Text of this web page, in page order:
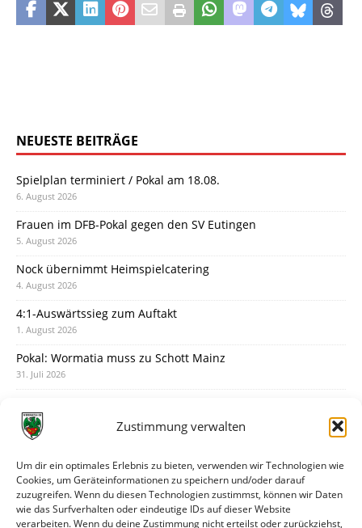
Zustimmung verwalten
Um dir ein optimales Erlebnis zu bieten, verwenden wir Technologien wie
Cookies, um Geräteinformationen zu speichern und/oder darauf
zuzugreifen. Wenn du diesen Technologien zustimmst, können wir Daten
wie das Surfverhalten oder eindeutige IDs auf dieser Website
verarbeiten. Wenn du deine Zustimmung nicht erteilst oder zurückziehst,
NEUESTE BEITRÄGE
Spielplan terminiert / Pokal am 18.08.
6. August 2026
Frauen im DFB-Pokal gegen den SV Eutingen
5. August 2026
Nock übernimmt Heimspielcatering
4. August 2026
4:1-Auswärtssieg zum Auftakt
1. August 2026
Pokal: Wormatia muss zu Schott Mainz
31. Juli 2026
30. Juli 2026
28. Juli 2026
Neuer Rückensponsor
28. Juli 2026